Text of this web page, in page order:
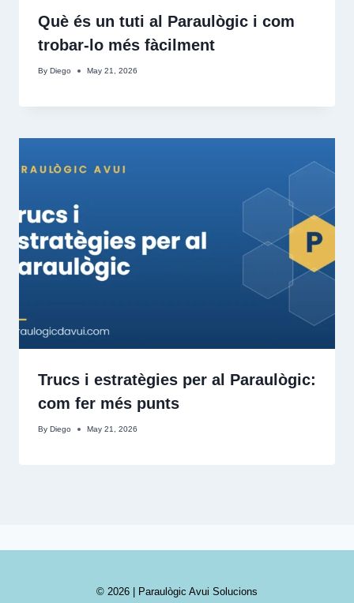
Què és un tuti al Paraulògic i com
trobar-lo més fàcilment
By Diego May 21, 2026
Trucs i estratègies per al Paraulògic:
com fer més punts
By Diego May 21, 2026
© 2026 | Paraulògic Avui Solucions